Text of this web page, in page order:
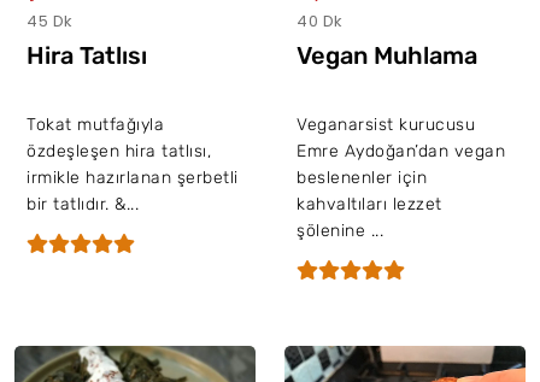
45 Dk
Hira Tatlısı
Tokat mutfağıyla
özdeşleşen hira tatlısı,
irmikle hazırlanan şerbetli
bir tatlıdır. &...
40 Dk
Vegan Muhlama
Veganarsist kurucusu
Emre Aydoğan’dan vegan
beslenenler için
kahvaltıları lezzet
şölenine ...